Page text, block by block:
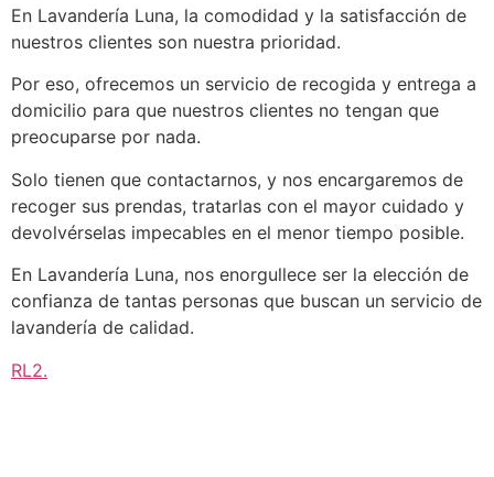
En Lavandería Luna, la comodidad y la satisfacción de
nuestros clientes son nuestra prioridad.
Por eso, ofrecemos un servicio de recogida y entrega a
domicilio para que nuestros clientes no tengan que
preocuparse por nada.
Solo tienen que contactarnos, y nos encargaremos de
recoger sus prendas, tratarlas con el mayor cuidado y
devolvérselas impecables en el menor tiempo posible.
En Lavandería Luna, nos enorgullece ser la elección de
confianza de tantas personas que buscan un servicio de
lavandería de calidad.
RL2.